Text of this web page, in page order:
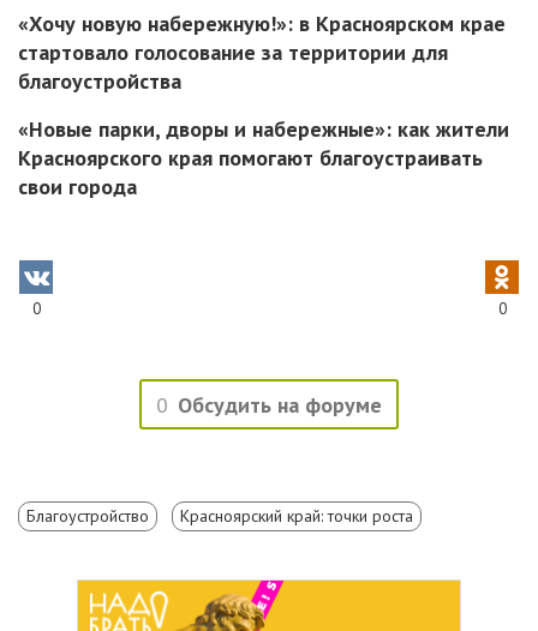
«Хочу новую набережную!»: в Красноярском крае
стартовало голосование за территории для
благоустройства
«Новые парки, дворы и набережные»: как жители
Красноярского края помогают благоустраивать
свои города
0 0
0 Обсудить на форуме
Благоустройство Красноярский край: точки роста